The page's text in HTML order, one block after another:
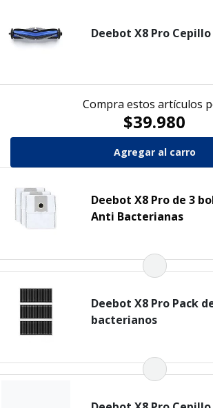
Deebot X8 Pro
Compra estos artículos
$39.980
Deebot X8 Pro de 3
Anti Bacterianas
Deebot X8 Pro Pack
bacterianos